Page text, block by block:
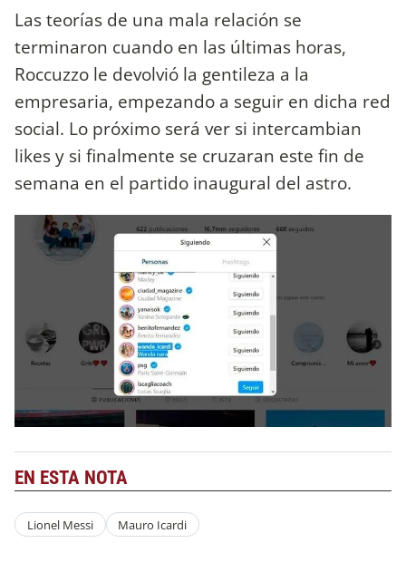
Las teorías de una mala relación se
terminaron cuando en las últimas horas,
Roccuzzo le devolvió la gentileza a la
empresaria, empezando a seguir en dicha red
social. Lo próximo será ver si intercambian
likes y si finalmente se cruzaran este fin de
semana en el partido inaugural del astro.
EN ESTA NOTA
Lionel Messi Mauro Icardi